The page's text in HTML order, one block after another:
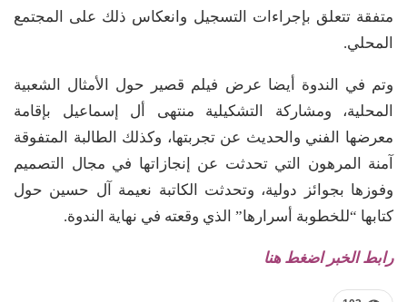
متفقة تتعلق بإجراءات التسجيل وانعكاس ذلك على المجتمع
المحلي.
وتم في الندوة أيضا عرض فيلم قصير حول الأمثال الشعبية
المحلية، ومشاركة التشكيلية منتهى أل إسماعيل بإقامة
معرضها الفني والحديث عن تجربتها، وكذلك الطالبة المتفوقة
آمنة المرهون التي تحدثت عن إنجازاتها في مجال التصميم
وفوزها بجوائز دولية، وتحدثت الكاتبة نعيمة آل حسين حول
كتابها “للخطوبة أسرارها” الذي وقعته في نهاية الندوة.
رابط الخبر اضغط هنا